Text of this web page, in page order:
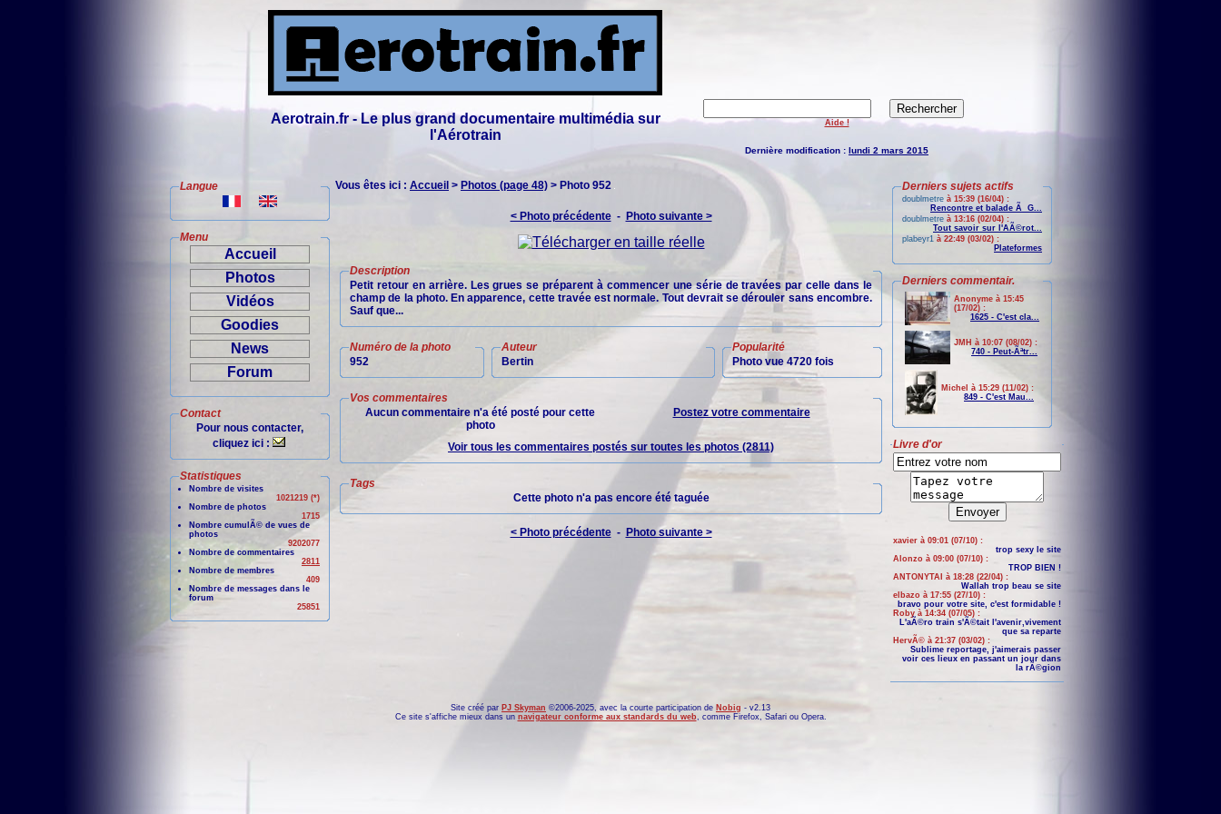
Aerotrain.fr - Le plus grand documentaire multimédia sur
l'Aérotrain
Aide !
Dernière modification : lundi 2 mars 2015
Langue
Menu
Accueil
Photos
Vidéos
Goodies
News
Forum
Contact
Pour nous contacter,
cliquez ici :
Statistiques
Nombre de visites
1021219 (*)
Nombre de photos
1715
Nombre cumulÃ© de vues de
photos
9202077
Nombre de commentaires
2811
Nombre de membres
409
Nombre de messages dans le
forum
25851
Vous êtes ici : Accueil > Photos (page 48) > Photo 952
< Photo précédente- Photo suivante >
Description
Petit retour en arrière. Les grues se préparent à commencer une série de travées par celle dans le
champ de la photo. En apparence, cette travée est normale. Tout devrait se dérouler sans encombre.
Sauf que...
Numéro de la photo
952
Auteur
Bertin
Popularité
Photo vue 4720 fois
Vos commentaires
Aucun commentaire n'a été posté pour cette
photo
Postez votre commentaire
Voir tous les commentaires postés sur toutes les photos (2811)
Tags
Cette photo n'a pas encore été taguée
< Photo précédente- Photo suivante >
Derniers sujets actifs
doublmetre à 15:39 (16/04) :
Rencontre et balade Ã G...
doublmetre à 13:16 (02/04) :
Tout savoir sur l'AÃ©rot...
plabeyr1 à 22:49 (03/02) :
Plateformes
Derniers commentair.
Anonyme à 15:45
(17/02) :
1625 - C'est cla...
JMH à 10:07 (08/02) :
740 - Peut-Ãªtr...
Michel à 15:29 (11/02) :
849 - C'est Mau...
Livre d'or
xavier à 09:01 (07/10) :
trop sexy le site
Alonzo à 09:00 (07/10) :
TROP BIEN !
ANTONYTAI à 18:28 (22/04) :
Wallah trop beau se site
elbazo à 17:55 (27/10) :
bravo pour votre site, c'est formidable !
Roby à 14:34 (07/05) :
L'aÃ©ro train s'Ã©tait l'avenir,vivement
que sa reparte
HervÃ© à 21:37 (03/02) :
Sublime reportage, j'aimerais passer
voir ces lieux en passant un jour dans
la rÃ©gion
Site créé par PJ Skyman ©2006-2025, avec la courte participation de Nobig - v2.13
Ce site s'affiche mieux dans un navigateur conforme aux standards du web, comme Firefox, Safariou Opera.